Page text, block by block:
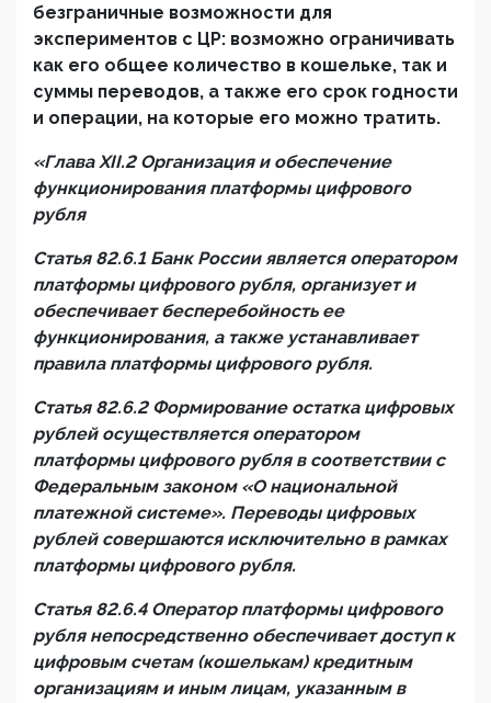
безграничные возможности для
экспериментов с ЦР: возможно ограничивать
как его общее количество в кошельке, так и
суммы переводов, а также его срок годности
и операции, на которые его можно тратить.
«Глава XII.2 Организация и обеспечение
функционирования платформы цифрового
рубля
Статья 82.6.1 Банк России является оператором
платформы цифрового рубля, организует и
обеспечивает бесперебойность ее
функционирования, а также устанавливает
правила платформы цифрового рубля.
Статья 82.6.2 Формирование остатка цифровых
рублей осуществляется оператором
платформы цифрового рубля в соответствии с
Федеральным законом «О национальной
платежной системе». Переводы цифровых
рублей совершаются исключительно в рамках
платформы цифрового рубля.
Статья 82.6.4 Оператор платформы цифрового
рубля непосредственно обеспечивает доступ к
цифровым счетам (кошелькам) кредитным
организациям и иным лицам, указанным в